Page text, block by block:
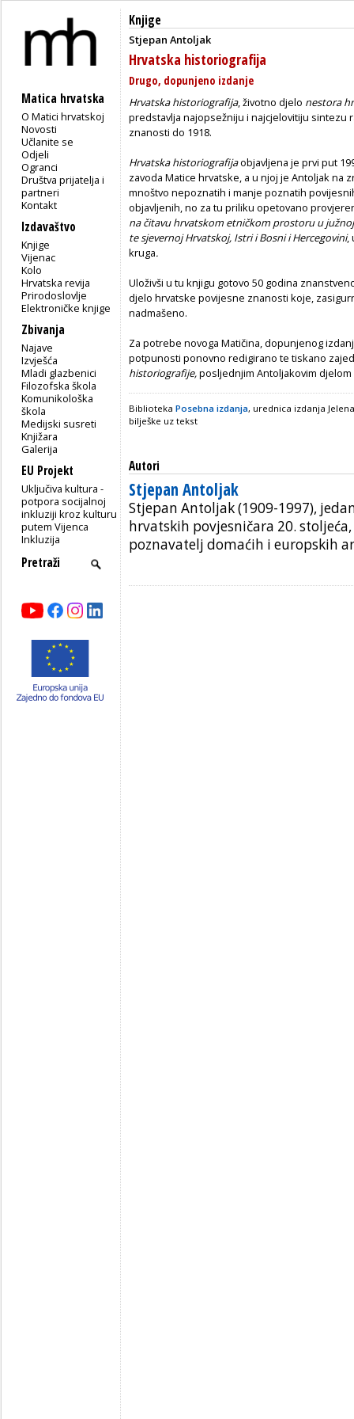
Matica hrvatska
O Matici hrvatskoj
Novosti
Učlanite se
Odjeli
Ogranci
Društva prijatelja i
partneri
Kontakt
Izdavaštvo
Knjige
Vijenac
Kolo
Hrvatska revija
Prirodoslovlje
Elektroničke knjige
Zbivanja
Najave
Izvješća
Mladi glazbenici
Filozofska škola
Komunikološka
škola
Medijski susreti
Knjižara
Galerija
EU Projekt
Uključiva kultura -
potpora socijalnoj
inkluziji kroz kulturu
putem Vijenca
Inkluzija
Knjige
Stjepan Antoljak
Hrvatska historiografija
Drugo, dopunjeno izdanje
Hrvatska historiografija, životno djelo nestora
predstavlja najopsežniju i najcjelovitiju sintezu
znanosti do 1918.
Hrvatska historiografijaobjavljena je prvi put
zavoda Matice hrvatske, a u njoj je Antoljak na
mnoštvo nepoznatih i manje poznatih
objavljenih, no za tu priliku opetovano
na čitavu hrvatskom etničkom prostoru u
te sjevernoj Hrvatskoj, Istri i Bosni i Hercegovini,
kruga.
Uloživši u tu knjigu gotovo 50 godina
djelo hrvatske povijesne znanosti koje,
nadmašeno.
Za potrebe novoga Matičina, dopunjenog
potpunosti ponovno redigirano te tiskano
historiografije,posljednjim Antoljakovim
Biblioteka Posebna izdanja, urednica izdanja
bilješke uz tekst
Autori
Stjepan Antoljak
Stjepan Antoljak (1909-1997),
hrvatskih povjesničara 20.
poznavatelj domaćih i europskih